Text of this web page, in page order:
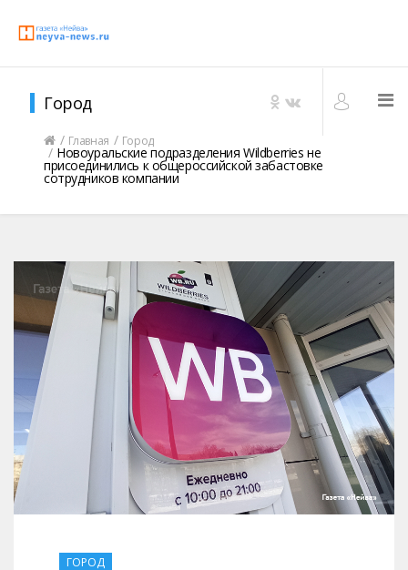
Город
Главная Город
Новоуральские подразделения Wildberries не
присоединились к общероссийской забастовке
сотрудников компании
ГОРОД